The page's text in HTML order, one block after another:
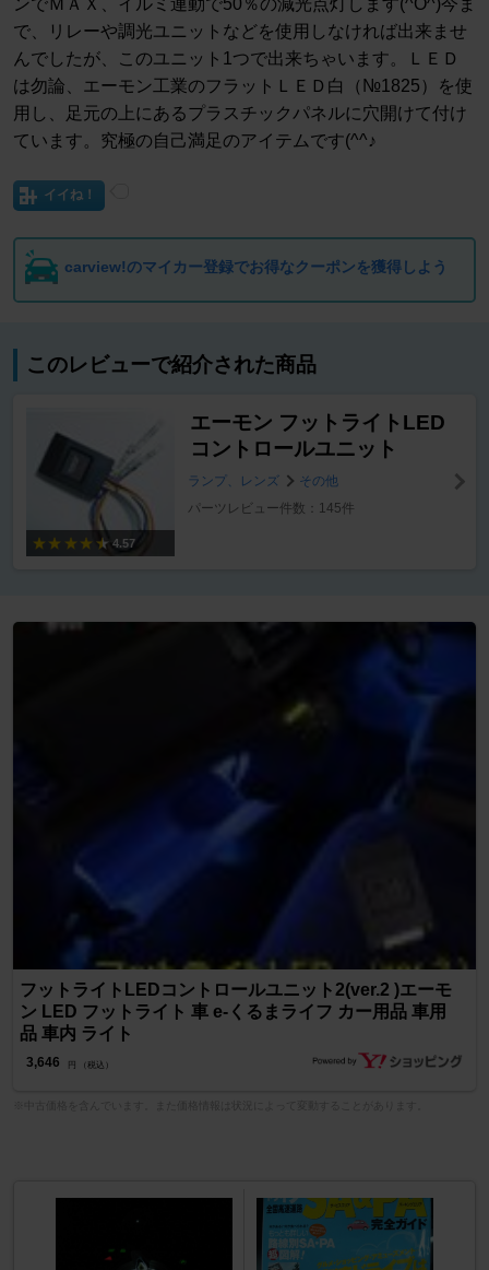
ンでＭＡＸ、イルミ連動で50％の減光点灯します(^O^)今ま
で、リレーや調光ユニットなどを使用しなければ出来ませ
んでしたが、このユニット1つで出来ちゃいます。ＬＥＤ
は勿論、エーモン工業のフラットＬＥＤ白（№1825）を使
用し、足元の上にあるプラスチックパネルに穴開けて付け
ています。究極の自己満足のアイテムです(^^♪
イイね！
carview!のマイカー登録でお得なクーポンを獲得しよう
このレビューで紹介された商品
4.57
エーモン フットライトLED
コントロールユニット
ランプ、レンズ
その他
パーツレビュー件数：145件
フットライトLEDコントロールユニット2(ver.2 )エーモ
ン LED フットライト 車 e-くるまライフ カー用品 車用
品 車内 ライト
3,646 円 （税込）